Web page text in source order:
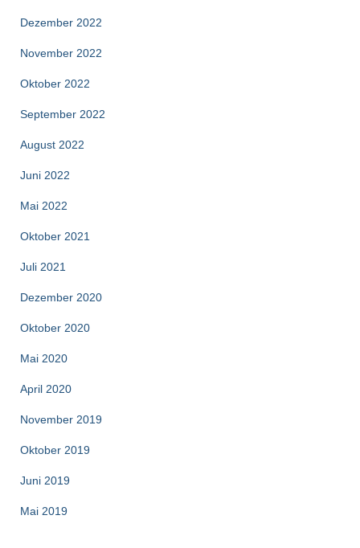
Dezember 2022
November 2022
Oktober 2022
September 2022
August 2022
Juni 2022
Mai 2022
Oktober 2021
Juli 2021
Dezember 2020
Oktober 2020
Mai 2020
April 2020
November 2019
Oktober 2019
Juni 2019
Mai 2019